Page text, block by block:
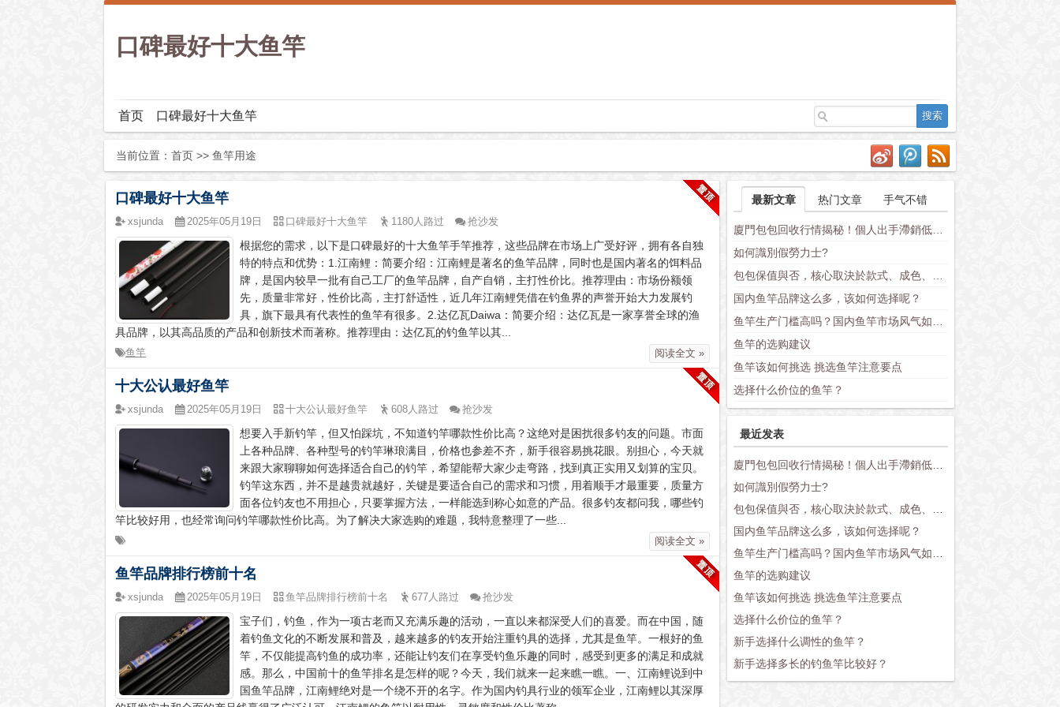
口碑最好十大鱼竿
首页 口碑最好十大鱼竿
当前位置： 首页 >> 鱼竿用途
口碑最好十大鱼竿
xsjunda 2025年05月19日 口碑最好十大鱼竿 1180人路过 抢沙发
根据您的需求，以下是口碑最好的十大鱼竿手竿推荐，这些品牌在市场上广受好评，拥有各自独
特的特点和优势：‌1.江南鲤：简要介绍：江南鲤是著名的鱼竿品牌，同时也是国内著名的饵料品
牌，是国内较早一批有自己工厂的鱼竿品牌，自产自销，主打性价比。推荐理由：市场份额领
先，质量非常好，性价比高，主打舒适性，近几年江南鲤凭借在钓鱼界的声誉开始大力发展钓
具，旗下最具有代表性的鱼竿有很多。2‌.达亿瓦Daiwa‌：简要介绍：达亿瓦是一家享誉全球的渔
具品牌，以其高品质的产品和创新技术而著称。推荐理由：达亿瓦的钓鱼竿以其...
鱼竿 阅读全文 »
十大公认最好鱼竿
xsjunda 2025年05月19日 十大公认最好鱼竿 608人路过 抢沙发
想要入手新钓竿，但又怕踩坑，不知道钓竿哪款性价比高？这绝对是困扰很多钓友的问题。市面
上各种品牌、各种型号的钓竿琳琅满目，价格也参差不齐，新手很容易挑花眼。别担心，今天就
来跟大家聊聊如何选择适合自己的钓竿，希望能帮大家少走弯路，找到真正实用又划算的宝贝。
钓竿这东西，并不是越贵就越好，关键是要适合自己的需求和习惯，用着顺手才最重要，质量方
面各位钓友也不用担心，只要掌握方法，一样能选到称心如意的产品。很多钓友都问我，哪些钓
竿比较好用，也经常询问钓竿哪款性价比高。为了解决大家选购的难题，我特意整理了一些...
阅读全文 »
鱼竿品牌排行榜前十名
xsjunda 2025年05月19日 鱼竿品牌排行榜前十名 677人路过 抢沙发
宝子们，钓鱼，作为一项古老而又充满乐趣的活动，一直以来都深受人们的喜爱。而在中国，随
着钓鱼文化的不断发展和普及，越来越多的钓友开始注重钓具的选择，尤其是鱼竿。一根好的鱼
竿，不仅能提高钓鱼的成功率，还能让钓友们在享受钓鱼乐趣的同时，感受到更多的满足和成就
感。那么，中国前十的鱼竿排名是怎样的呢？今天，我们就来一起来瞧一瞧。一、江南鲤说到中
国鱼竿品牌，江南鲤绝对是一个绕不开的名字。作为国内钓具行业的领军企业，江南鲤以其深厚
最新文章 热门文章 手气不错
如何識別假勞力士?
国内鱼竿品牌这么多，该如何选择呢？
鱼竿的选购建议
鱼竿该如何挑选 挑选鱼竿注意要点
选择什么价位的鱼竿？
最近发表
如何識別假勞力士?
国内鱼竿品牌这么多，该如何选择呢？
鱼竿的选购建议
鱼竿该如何挑选 挑选鱼竿注意要点
选择什么价位的鱼竿？
新手选择什么调性的鱼竿？
新手选择多长的钓鱼竿比较好？